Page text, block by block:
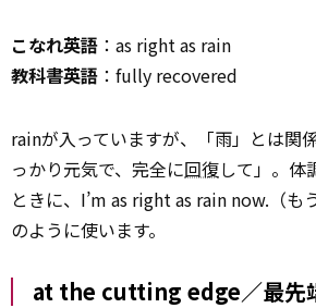
こなれ英語 ：as right as rain
教科書英語 ：fully recovered
rainが入っていますが、「雨」とは関
っかり元気で、完全に回復して」。体
ときに、I’m as right as rain now.（も
のように使います。
at the cutting edge／最先